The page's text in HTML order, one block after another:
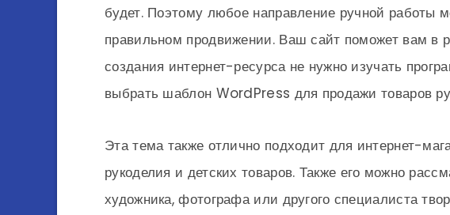
будет. Поэтому любое направление ручной работы
правильном продвижении. Ваш сайт поможет вам в
создания интернет-ресурса не нужно изучать
выбрать шаблон WordPress для продажи товаров
Эта тема также отлично подходит для интернет-
рукоделия и детских товаров. Также его можно
художника, фотографа или другого специалиста